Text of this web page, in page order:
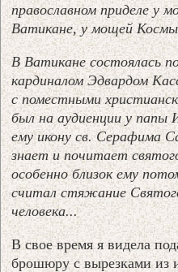
православном приделе у
Ватикане, у мощей
В Ватикане состоялась
кардиналом Эдвардом
с поместными
был на аудиенции у
ему икону св. Серафима
знает и почитает
особенно близок ему
считал стяжание
человека...
В свое время я видела
брошюру с вырезками из